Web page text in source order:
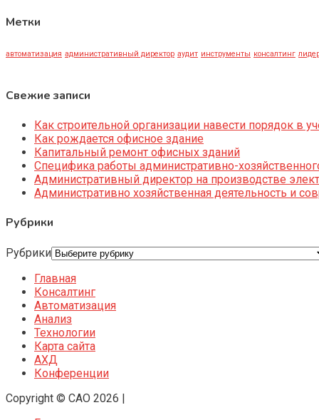
Метки
автоматизация административный директор аудит инструменты консалтинг
Свежие записи
Как строительной организации навести порядок в
Как рождается офисное здание
Капитальный ремонт офисных зданий
Специфика работы административно-
Административный директор на производстве
Административно хозяйственная деятельность и
Рубрики
Рубрики
Главная
Консалтинг
Автоматизация
Анализ
Технологии
Карта сайта
АХД
Конференции
Copyright © CAO 2026 |